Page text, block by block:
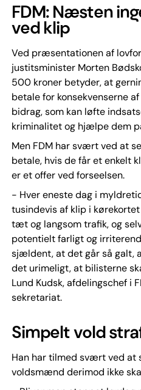
FDM: Næsten
ved klip
Ved præsentationen af
justitsminister Morten
500 kroner betyder, at
betale for konsekvenserne
bidrag, som kan løfte
kriminalitet og hjælpe dem
Men FDM har svært ved at
betale, hvis de får et enkelt
er et offer ved forseelsen.
- Hver eneste dag i
tusindevis af klip i
tæt og langsom trafik, og
potentielt farligt og
sjældent, at det går så galt,
det urimeligt, at bilisterne
Lund Kudsk, afdelingschef i
sekretariat.
Simpelt vold
Han har tilmed svært ved at
voldsmænd derimod ikke